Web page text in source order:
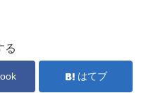
る
はてブ